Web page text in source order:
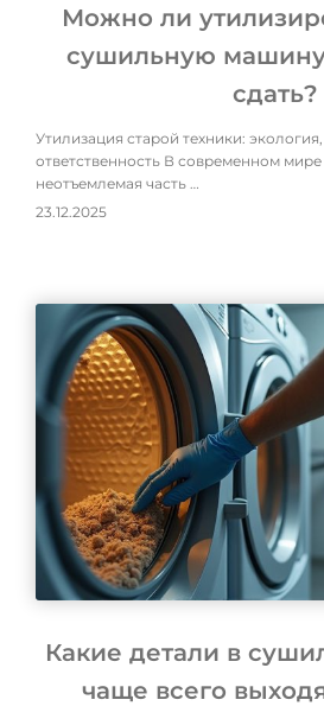
Можно ли
сушильную
сдать?
Утилизация старой техники:
ответственность В современном
неотъемлемая часть …
23.12.2025
Какие детали в
чаще всего